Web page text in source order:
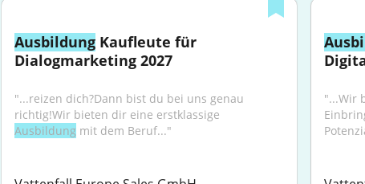
Ausbildung Kaufleute für
Dialogmarketing 2027
"...reizen dich?Dann bist du bei uns genau
Ausbildung mit dem Beruf..."
"...Wir